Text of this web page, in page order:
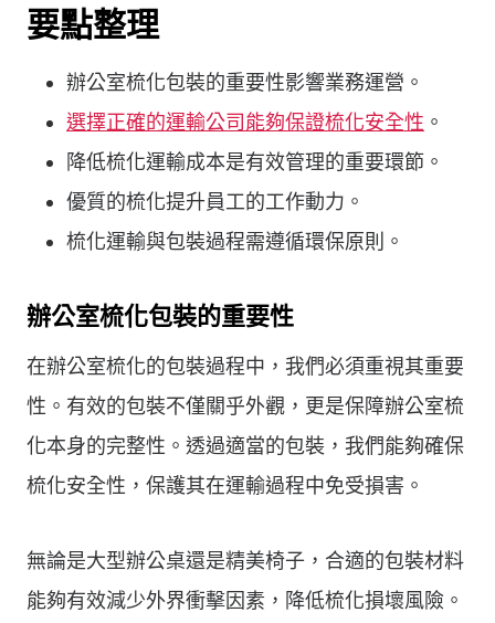
要點整理
辦公室梳化包裝的重要性影響業務運營。
選擇正確的運輸公司能夠保證梳化安全性 。
降低梳化運輸成本是有效管理的重要環節。
優質的梳化提升員工的工作動力。
梳化運輸與包裝過程需遵循環保原則。
辦公室梳化包裝的重要性
在辦公室梳化的包裝過程中，我們必須重視其重要
性。有效的包裝不僅關乎外觀，更是保障辦公室梳
化本身的完整性。透過適當的包裝，我們能夠確保
梳化安全性，保護其在運輸過程中免受損害。
無論是大型辦公桌還是精美椅子，合適的包裝材料
能夠有效減少外界衝擊因素，降低梳化損壞風險。